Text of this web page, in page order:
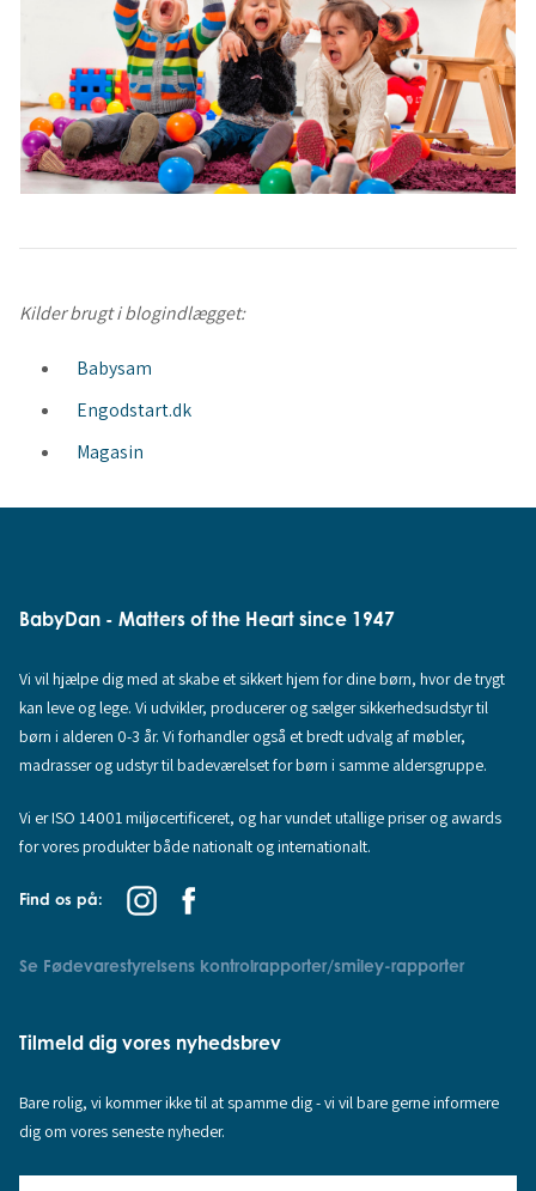
Kilder brugt i blogindlægget:
Babysam
Engodstart.dk
Magasin
BabyDan - Matters of the Heart since 1947
Vi vil hjælpe dig med at skabe et sikkert hjem for dine børn, hvor de trygt
kan leve og lege. Vi udvikler, producerer og sælger sikkerhedsudstyr til
børn i alderen 0-3 år. Vi forhandler også et bredt udvalg af møbler,
madrasser og udstyr til badeværelset for børn i samme aldersgruppe.
Vi er ISO 14001 miljøcertificeret, og har vundet utallige priser og awards
for vores produkter både nationalt og internationalt.
Find os på:
Se Fødevarestyrelsens kontrolrapporter/smiley-rapporter
Tilmeld dig vores nyhedsbrev
Bare rolig, vi kommer ikke til at spamme dig - vi vil bare gerne informere
dig om vores seneste nyheder.